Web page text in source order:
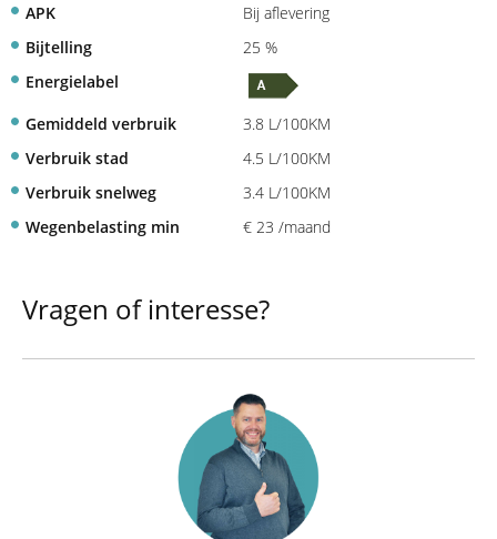
APK
Bij aflevering
Bijtelling
25 %
Energielabel
Gemiddeld verbruik
3.8 L/100KM
Verbruik stad
4.5 L/100KM
Verbruik snelweg
3.4 L/100KM
Wegenbelasting min
€ 23 /maand
Vragen of interesse?